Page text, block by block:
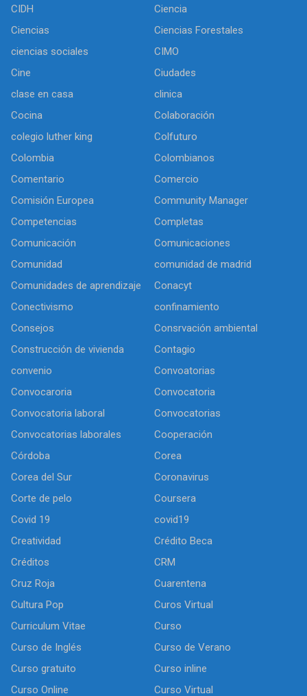
CIDH
Ciencia
Ciencias
Ciencias Forestales
ciencias sociales
CIMO
Cine
Ciudades
clase en casa
clinica
Cocina
Colaboración
colegio luther king
Colfuturo
Colombia
Colombianos
Comentario
Comercio
Comisión Europea
Community Manager
Competencias
Completas
Comunicación
Comunicaciones
Comunidad
comunidad de madrid
Comunidades de aprendizaje
Conacyt
Conectivismo
confinamiento
Consejos
Consrvación ambiental
Construcción de vivienda
Contagio
convenio
Convoatorias
Convocaroria
Convocatoria
Convocatoria laboral
Convocatorias
Convocatorias laborales
Cooperación
Córdoba
Corea
Corea del Sur
Coronavirus
Corte de pelo
Coursera
Covid 19
covid19
Creatividad
Crédito Beca
Créditos
CRM
Cruz Roja
Cuarentena
Cultura Pop
Curos Virtual
Curriculum Vitae
Curso
Curso de Inglés
Curso de Verano
Curso gratuito
Curso inline
Curso Online
Curso Virtual